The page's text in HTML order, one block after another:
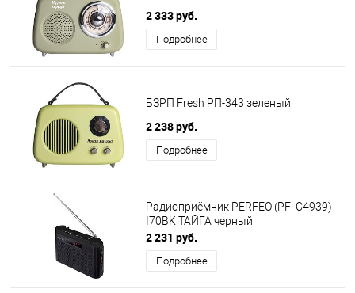
2 333 руб.
Подробнее
БЗРП Fresh РП-343 зеленый
2 238 руб.
Подробнее
Радиоприёмник PERFEO (PF_C4939)
I70BK ТАЙГА черный
2 231 руб.
Подробнее